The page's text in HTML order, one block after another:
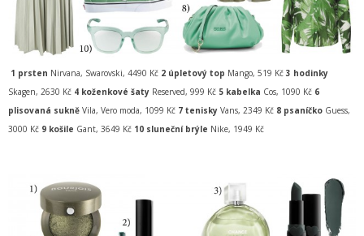
1 prsten Nirvana, Swarovski, 4490 Kč 2 úpletový top Mango, 519 Kč 3 hodinky
Skagen, 2630 Kč 4 koženkové šaty Reserved, 999 Kč 5 kabelka Cos, 1090 Kč 6
plisovaná sukně Vila, Vero moda, 1099 Kč 7 tenisky Vans, 2349 Kč 8 psaníčko Guess,
3000 Kč 9 košile Gant, 3649 Kč 10 sluneční brýle Nike, 1949 Kč